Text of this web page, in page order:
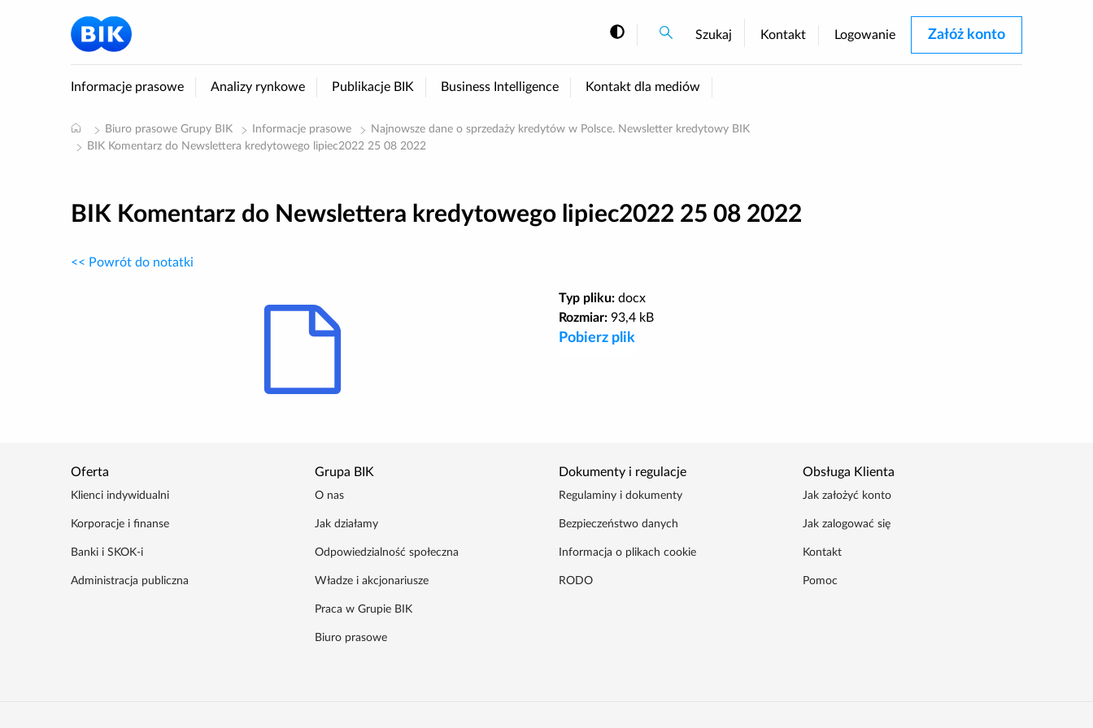
Zmiana kontrastu
SzukajSzukaj
Szukaj Kontakt Logowanie Załóż konto
Informacje prasowe Analizy rynkowe Publikacje BIK Business Intelligence Kontakt dla mediów
Biuro prasowe Grupy BIK Informacje prasowe
Najnowsze dane o sprzedaży kredytów w Polsce. Newsletter kredytowy BIK
BIK Komentarz do Newslettera kredytowego lipiec2022 25 08 2022
BIK Komentarz do Newslettera kredytowego lipiec2022 25 08 2022
<< Powrót do notatki
Typ pliku: docx
Rozmiar: 93,4 kB
Pobierz plik
Oferta
Klienci indywidualni
Korporacje i finanse
Banki i SKOK-i
Administracja publiczna
Grupa BIK
O nas
Jak działamy
Odpowiedzialność społeczna
Władze i akcjonariusze
Praca w Grupie BIK
Biuro prasowe
Dokumenty i regulacje
Regulaminy i dokumenty
Bezpieczeństwo danych
Informacja o plikach cookie
RODO
Obsługa Klienta
Jak założyć konto
Jak zalogować się
Kontakt
Pomoc